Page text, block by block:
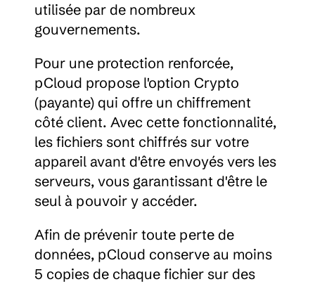
utilisée par de nombreux
gouvernements.
Pour une protection renforcée,
pCloud propose l'option Crypto
(payante) qui offre un chiffrement
côté client. Avec cette fonctionnalité,
les fichiers sont chiffrés sur votre
appareil avant d'être envoyés vers les
serveurs, vous garantissant d'être le
seul à pouvoir y accéder.
Afin de prévenir toute perte de
données, pCloud conserve au moins
5 copies de chaque fichier sur des